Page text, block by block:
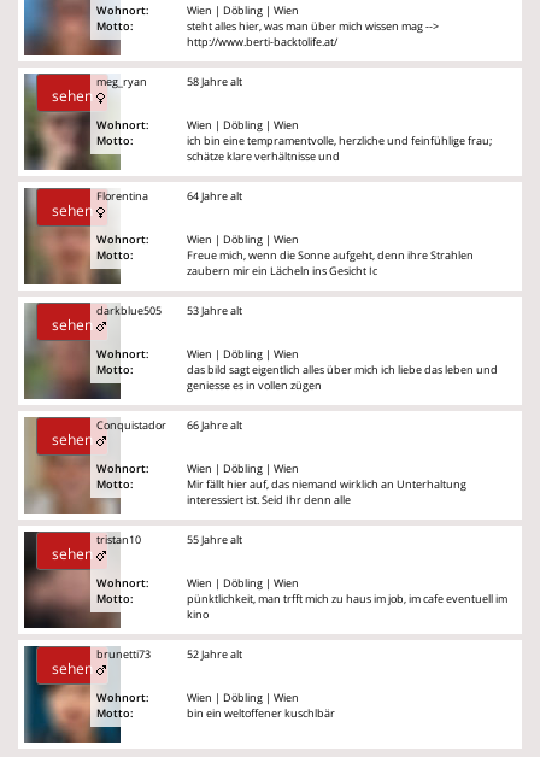
Wohnort:
Motto:
Wien | Döbling | Wien
steht alles hier, was man über mich wissen mag -->
http://www.berti-backtolife.at/
sehen
meg_ryan
Wohnort:
Motto:
58 Jahre alt
Wien | Döbling | Wien
ich bin eine tempramentvolle, herzliche und feinfühlige frau;
schätze klare verhältnisse und
sehen
Florentina
Wohnort:
Motto:
64 Jahre alt
Wien | Döbling | Wien
Freue mich, wenn die Sonne aufgeht, denn ihre Strahlen
zaubern mir ein Lächeln ins Gesicht Ic
sehen
darkblue505
Wohnort:
Motto:
53 Jahre alt
Wien | Döbling | Wien
das bild sagt eigentlich alles über mich ich liebe das leben und
geniesse es in vollen zügen
sehen
Conquistador
Wohnort:
Motto:
66 Jahre alt
Wien | Döbling | Wien
Mir fällt hier auf, das niemand wirklich an Unterhaltung
interessiert ist. Seid Ihr denn alle
sehen
tristan10
Wohnort:
Motto:
55 Jahre alt
Wien | Döbling | Wien
pünktlichkeit, man trfft mich zu haus im job, im cafe eventuell im
kino
sehen
brunetti73
Wohnort:
Motto:
52 Jahre alt
Wien | Döbling | Wien
bin ein weltoffener kuschlbär